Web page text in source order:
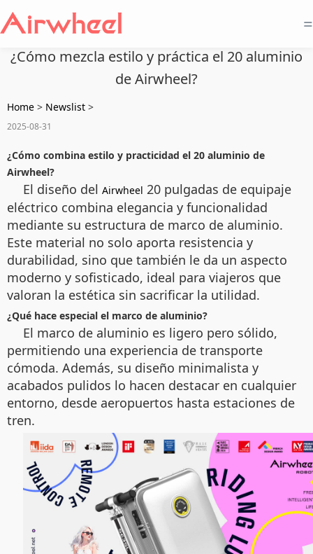
=
¿Cómo mezcla estilo y práctica el 20 aluminio
de Airwheel?
Home > Newslist >
2025-08-31
¿Cómo combina estilo y practicidad el 20 aluminio de
Airwheel?
El diseño del Airwheel 20 pulgadas de equipaje
eléctrico combina elegancia y funcionalidad
mediante su estructura de marco de aluminio.
Este material no solo aporta resistencia y
durabilidad, sino que también le da un aspecto
moderno y sofisticado, ideal para viajeros que
valoran la estética sin sacrificar la utilidad.
¿Qué hace especial el marco de aluminio?
El marco de aluminio es ligero pero sólido,
permitiendo una experiencia de transporte
cómoda. Además, su diseño minimalista y
acabados pulidos lo hacen destacar en cualquier
entorno, desde aeropuertos hasta estaciones de
tren.